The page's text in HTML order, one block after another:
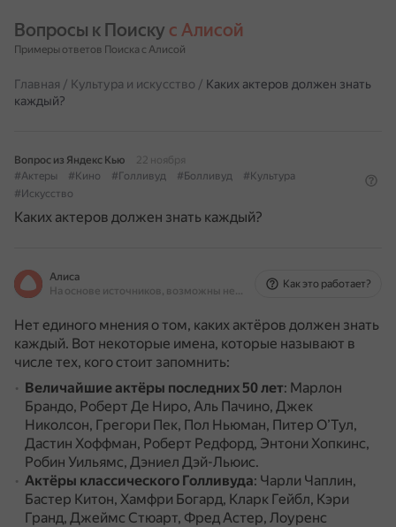
Вопросы к Поиску с Алисой
Примеры ответов Поиска с Алисой
Главная / Культура и искусство / Каких актеров должен знать
каждый?
Вопрос из Яндекс Кью
22 ноября
#Актеры
#Кино #Голливуд #Болливуд
#Культура
#Искусство
Каких актеров должен знать каждый?
Алиса
На основе источников, возможны неточности
Как это работает?
Нет единого мнения о том, каких актёров должен знать
каждый. Вот некоторые имена, которые называют в
числе тех, кого стоит запомнить:
Величайшие актёры последних 50 лет: Марлон
Брандо, Роберт Де Ниро, Аль Пачино, Джек
Николсон, Грегори Пек, Пол Ньюман, Питер О’Тул,
Дастин Хоффман, Роберт Редфорд, Энтони Хопкинс,
Робин Уильямс, Дэниел Дэй-Льюис.
Актёры классического Голливуда: Чарли Чаплин,
Бастер Китон, Хамфри Богард, Кларк Гейбл, Кэри
Гранд, Джеймс Стюарт, Фред Астер, Лоуренс